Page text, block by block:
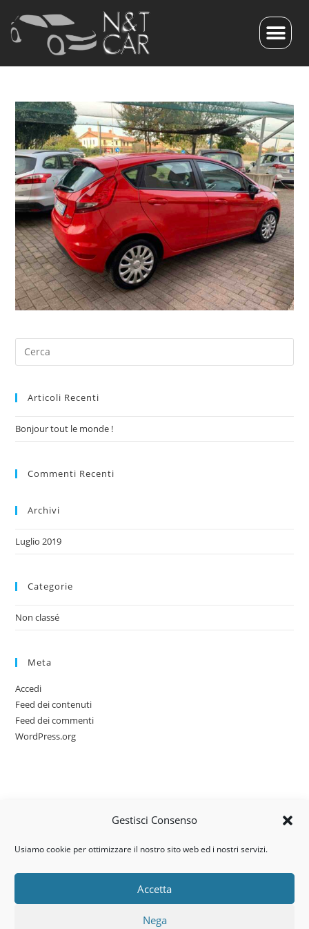
Gestisci Consenso
Usiamo cookie per ottimizzare il nostro sito web ed i nostri servizi.
Accetta
Nega
Articoli Recenti
Bonjour tout le monde !
Commenti Recenti
Archivi
Luglio 2019
Categorie
Non classé
Meta
Accedi
Feed dei contenuti
Feed dei commenti
WordPress.org
Via dell’artigianato, 14 – 31030